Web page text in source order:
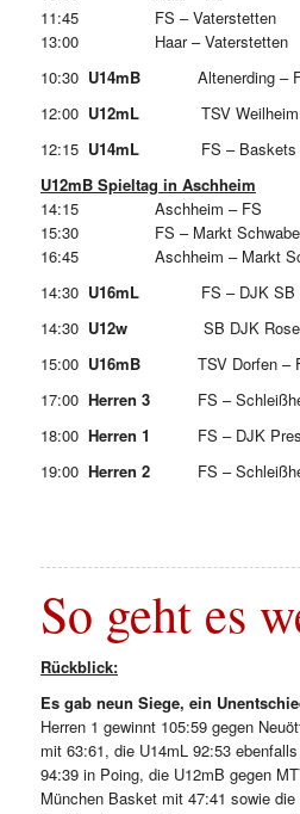
11:45 FS – Vaterstetten
13:00 Haar – Vaterstetten
10:30 U14mB Altenerding –
12:00 U12mL TSV Weilheim
12:15 U14mL FS –
U12mB Spieltag in Aschheim
14:15 Aschheim – FS
15:30 FS – Markt
16:45 Aschheim – Markt
14:30 U16mL FS – DJK SB
14:30 U12w
SB DJK
15:00 U16mB TSV Dorfen –
17:00 Herren 3 FS –
18:00 Herren 1 FS – DJK
19:00 Herren 2 FS –
So geht es
Rückblick:
Es gab neun Siege, ein
Herren 1 gewinnt 105:59 gegen
mit 63:61, die U14mL 92:53
94:39 in Poing, die U12mB gegen
München Basket mit 47:41 sowie